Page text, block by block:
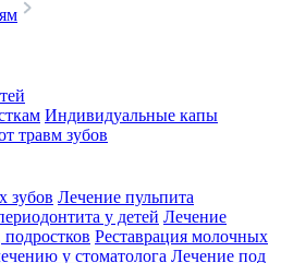
Индивидуальные капы
травм зубов
зубов Лечение пульпита
у детей Лечение
Реставрация молочных
у стоматолога Лечение под